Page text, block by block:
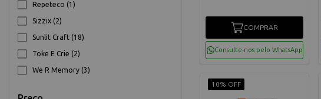
Repeteco (1)
Sizzix (2)
Sunlit Craft (18)
Toke E Crie (2)
We R Memory (3)
COMPRAR
Consulte-nos pelo WhatsApp
10% OFF